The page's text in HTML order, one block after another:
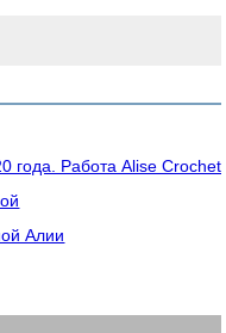
года. Работа Alise Crochet
Алии